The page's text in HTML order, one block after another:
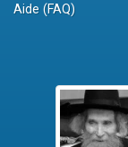
Aide (FAQ)